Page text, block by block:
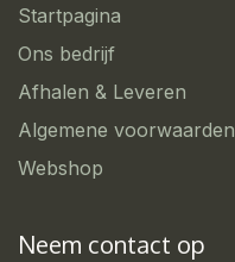
Startpagina
Ons bedrijf
Afhalen & Leveren
Algemene voorwaarden
Webshop
Neem contact op